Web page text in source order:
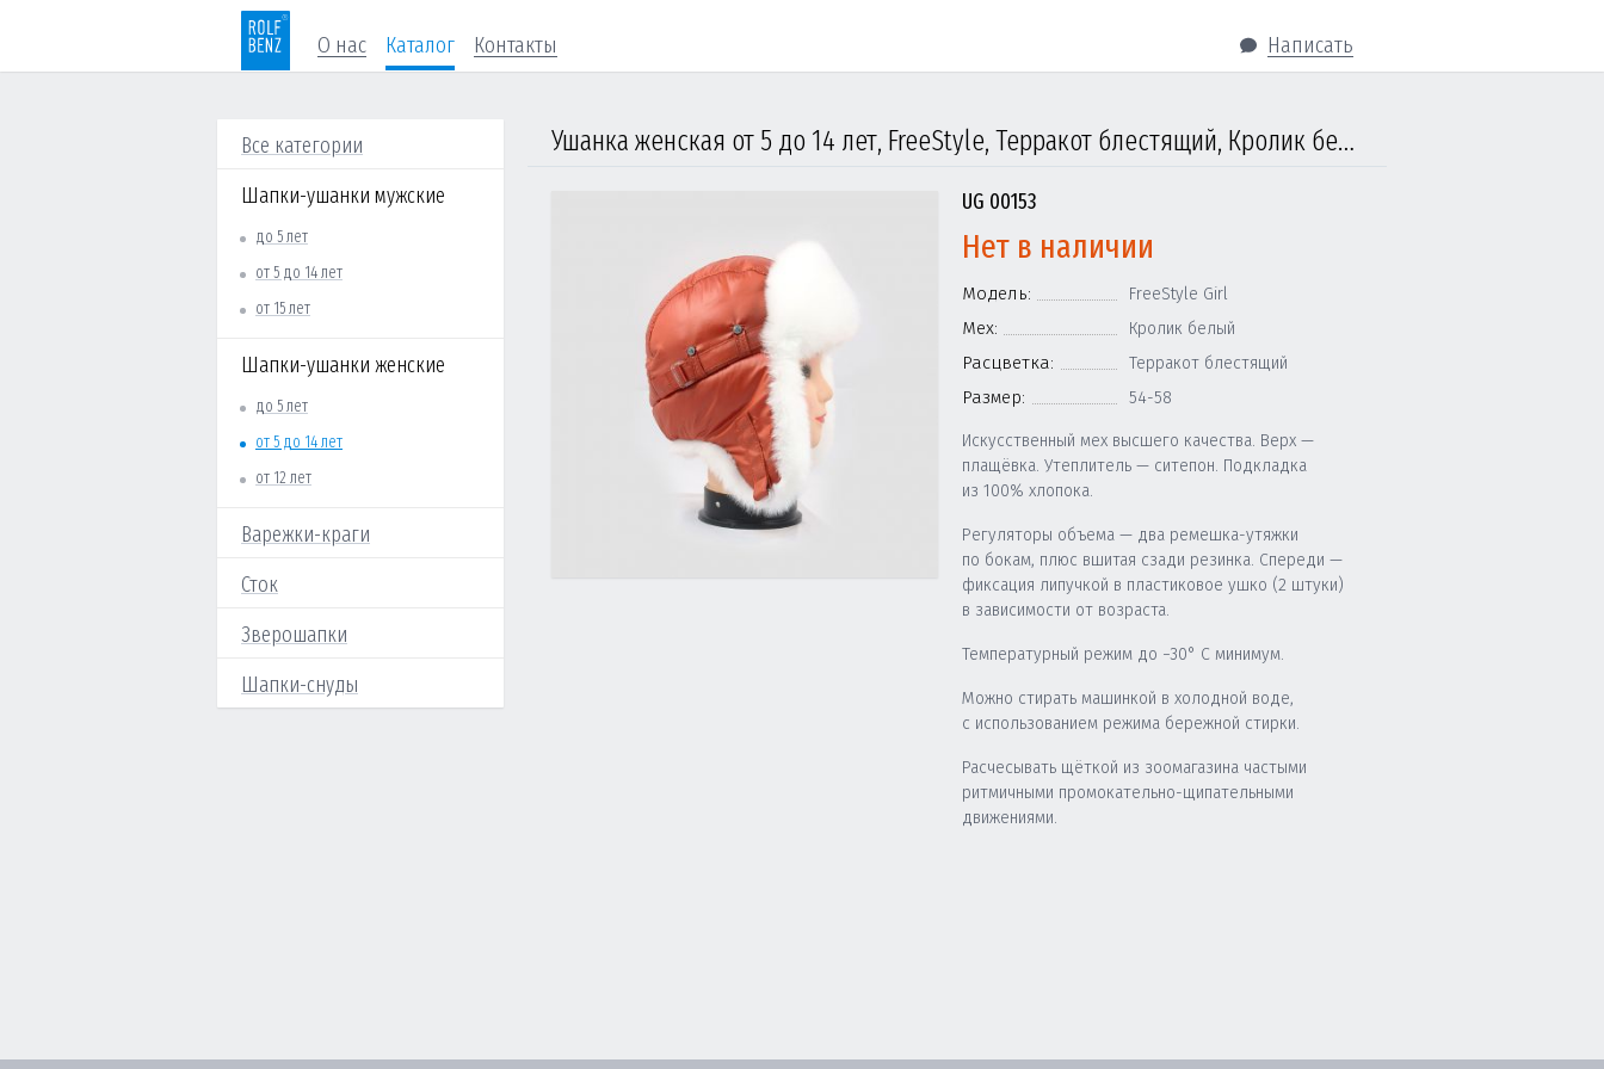
О нас Каталог Контакты Написать
Все категории
Шапки-ушанки мужские
до 5 лет
от 5 до 14 лет
от 15 лет
Шапки-ушанки женские
до 5 лет
от 5 до 14 лет
от 12 лет
Варежки-краги
Сток
Зверошапки
Шапки-снуды
Ушанка женская от 5 до 14 лет, FreeStyle, Терракот блестящий, Кролик белый
UG 00153
Нет в наличии
Модель: FreeStyle Girl
Мех: Кролик белый
Расцветка: Терракот блестящий
Размер: 54-58
Искусственный мех высшего качества. Верх —
плащёвка. Утеплитель — ситепон. Подкладка
из 100% хлопока.
Регуляторы объема — два ремешка-утяжки
по бокам, плюс вшитая сзади резинка. Спереди —
фиксация липучкой в пластиковое ушко (2 штуки)
в зависимости от возраста.
Температурный режим до −30° C минимум.
Можно стирать машинкой в холодной воде,
с использованием режима бережной стирки.
Расчесывать щёткой из зоомагазина частыми
ритмичными промокательно-щипательными
движениями.